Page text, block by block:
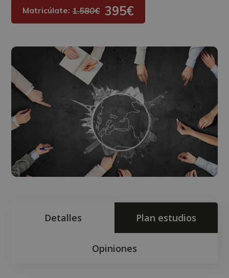
Matricúlate:1.580€ 395€
Detalles Plan estudios
Opiniones